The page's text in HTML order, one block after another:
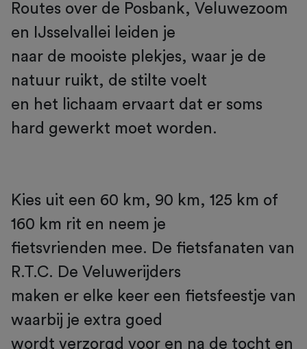
Routes over de Posbank, Veluwezoom
en IJsselvallei leiden je
naar de mooiste plekjes, waar je de
natuur ruikt, de stilte voelt
en het lichaam ervaart dat er soms
hard gewerkt moet worden.
Kies uit een 60 km, 90 km, 125 km of
160 km rit en neem je
fietsvrienden mee. De fietsfanaten van
R.T.C. De Veluwerijders
maken er elke keer een fietsfeestje van
waarbij je extra goed
wordt verzorgd voor en na de tocht en